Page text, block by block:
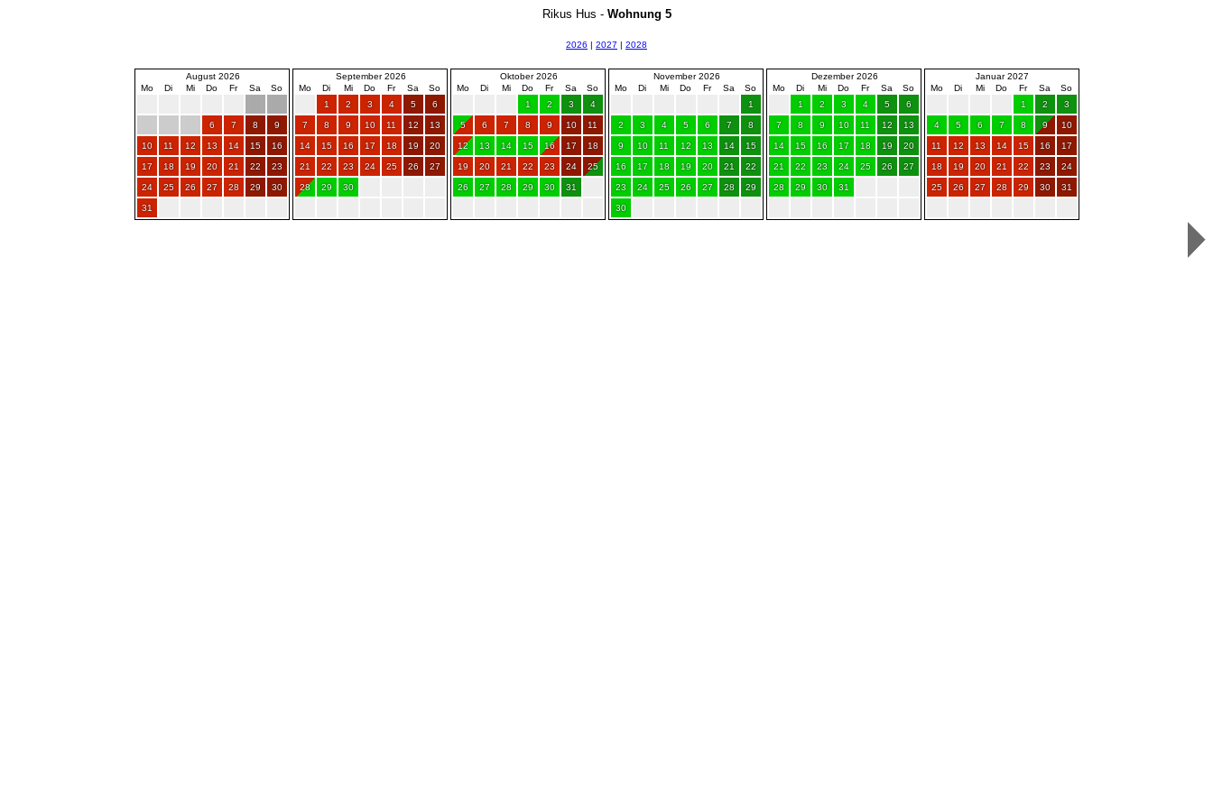
Rikus Hus - Wohnung 5
2026 | 2027 | 2028
August 2026
Mo
Di Mi Do Fr Sa So
6 7 8 9
10 11 12 13 14 15 16
17 18 19 20 21 22 23
24 25 26 27 28 29 30
31
September 2026
Mo
Di Mi Do Fr Sa
So
1
2 3 4 5 6
7 8 9 10 11 12 13
14 15 16 17 18 19 20
21 22 23 24 25 26 27
28 29 30
Oktober 2026
Mo
Di Mi Do Fr Sa
So
1
2 3 4
5 6 7 8 9 10 11
12 13 14 15 16 17 18
19 20 21 22 23 24 25
26 27 28 29 30 31
November 2026
Mo
Di Mi Do Fr Sa
So
1
2 3 4 5 6 7 8
9 10 11 12 13 14 15
16 17 18 19 20 21 22
23 24 25 26 27 28 29
30
Dezember 2026
Mo
Di Mi Do Fr Sa
So
1
2 3 4 5 6
7 8 9 10 11 12 13
14 15 16 17 18 19 20
21 22 23 24 25 26 27
28 29 30 31
Januar 2027
Mo
Di Mi Do Fr Sa
So
1
2 3
4 5 6 7 8 9 10
11 12 13 14 15 16 17
18 19 20 21 22 23 24
25 26 27 28 29 30 31